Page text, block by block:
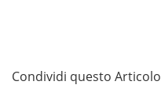
Condividi questo Articolo